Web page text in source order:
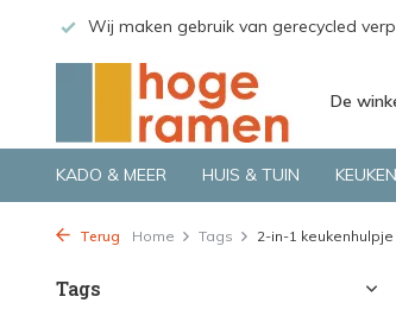
Wij maken gebruik van gerecycled
De
KADO & MEER HUIS & TUIN KEUKEN
Terug Home Tags 2-in-1 keukenhulpje
Tags